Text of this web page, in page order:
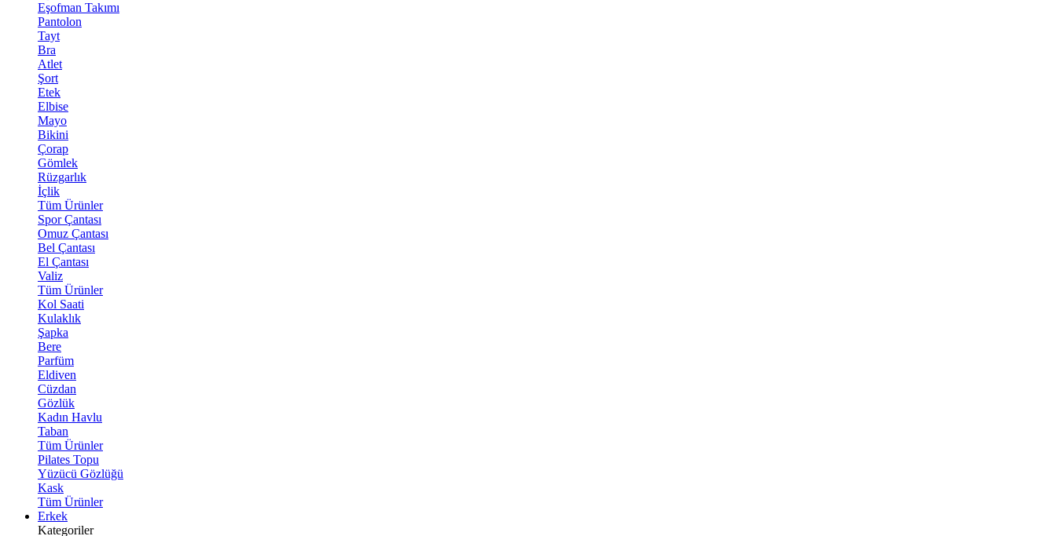
Eşofman Takımı
Pantolon
Tayt
Bra
Atlet
Şort
Etek
Elbise
Mayo
Bikini
Çorap
Gömlek
Rüzgarlık
İçlik
Tüm Ürünler
Spor Çantası
Omuz Çantası
Bel Çantası
El Çantası
Valiz
Tüm Ürünler
Kol Saati
Kulaklık
Şapka
Bere
Parfüm
Eldiven
Cüzdan
Gözlük
Kadın Havlu
Taban
Tüm Ürünler
Pilates Topu
Yüzücü Gözlüğü
Kask
Tüm Ürünler
Erkek
Kategoriler